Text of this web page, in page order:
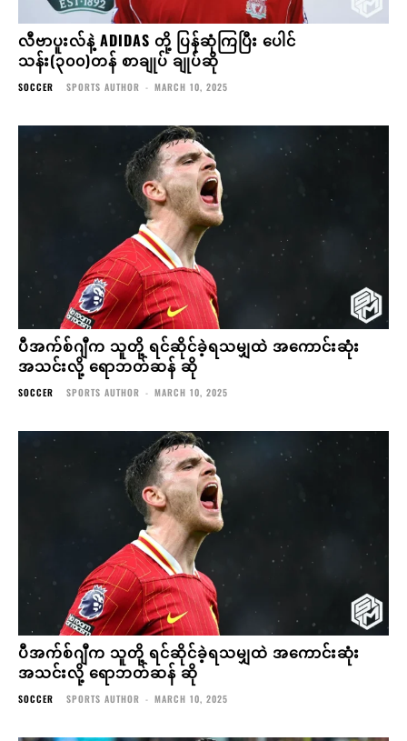
လီဗာပူးလ်နဲ့ ADIDAS တို့ ပြန်ဆုံကြပြီး ပေါင်
သန်း(၃၀၀)တန် စာချုပ် ချုပ်ဆို
SOCCER SPORTS AUTHOR - MARCH 10, 2025
ပီအက်စ်ဂျီက သူတို့ ရင်ဆိုင်ခဲ့ရသမျှထဲ အကောင်းဆုံး
အသင်းလို့ ရောဘတ်ဆန် ဆို
SOCCER SPORTS AUTHOR - MARCH 10, 2025
ပီအက်စ်ဂျီက သူတို့ ရင်ဆိုင်ခဲ့ရသမျှထဲ အကောင်းဆုံး
အသင်းလို့ ရောဘတ်ဆန် ဆို
SOCCER SPORTS AUTHOR - MARCH 10, 2025